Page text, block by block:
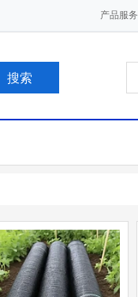
产品服务